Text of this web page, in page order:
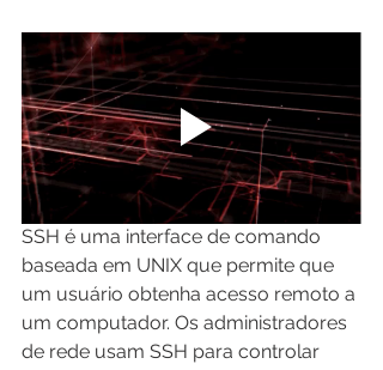
SSH é uma interface de comando
baseada em UNIX que permite que
um usuário obtenha acesso remoto a
um computador. Os administradores
de rede usam SSH para controlar